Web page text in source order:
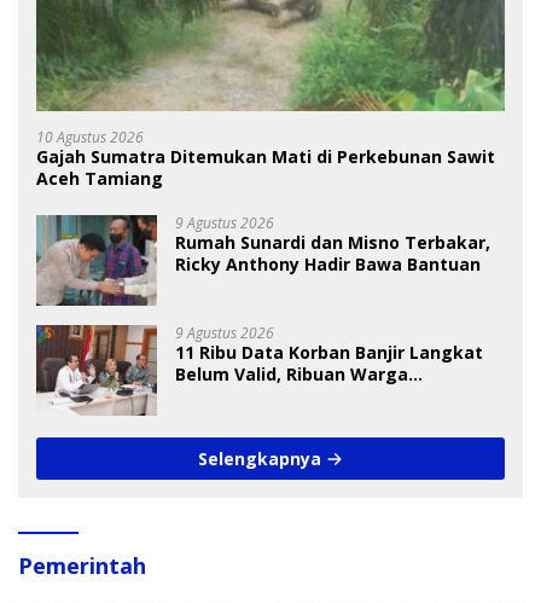
10 Agustus 2026
Gajah Sumatra Ditemukan Mati di Perkebunan Sawit
Aceh Tamiang
9 Agustus 2026
Rumah Sunardi dan Misno Terbakar,
Ricky Anthony Hadir Bawa Bantuan
9 Agustus 2026
11 Ribu Data Korban Banjir Langkat
Belum Valid, Ribuan Warga
Selengkapnya
Pemerintah